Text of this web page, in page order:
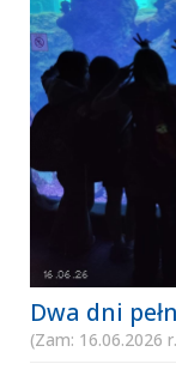
Dwa dni
(Zam: 16.06.2026